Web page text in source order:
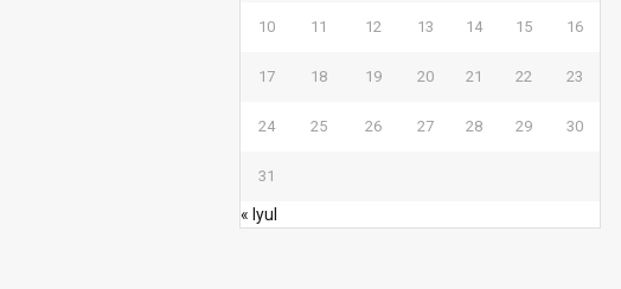
10 11 12 13 14 15 16
17 18 19 20 21 22 23
24 25 26 27 28 29 30
31
« Iyul